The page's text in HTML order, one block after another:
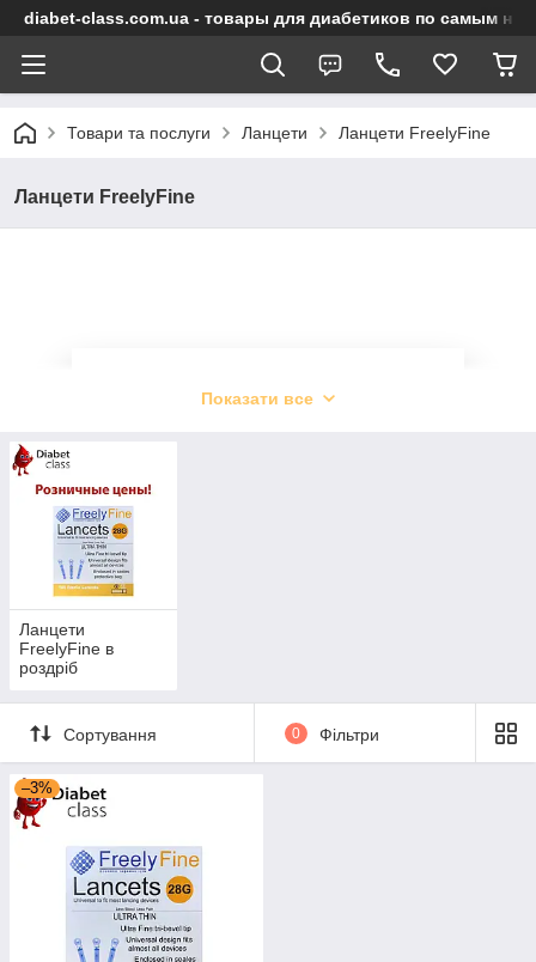
diabet-class.com.ua - товары для диабетиков по самым
Товари та послуги Ланцети Ланцети FreelyFine
Ланцети FreelyFine
Ланцети Freely Fine
виконувати медичні операції з мінімум
неприємних відчуттів. Тільки якісні витратні
матеріали для глюкометрів від різних
виробників. Великий вибір продукції за
Показати все
Ланцети
FreelyFine в
роздріб
Сортування 0 Фільтри
–3%